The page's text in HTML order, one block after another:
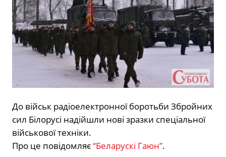
До військ радіоелектронної боротьби Збройних
сил Білорусі надійшли нові зразки спеціальної
військової техніки.
Про це повідомляє“Беларускі Гаюн”.